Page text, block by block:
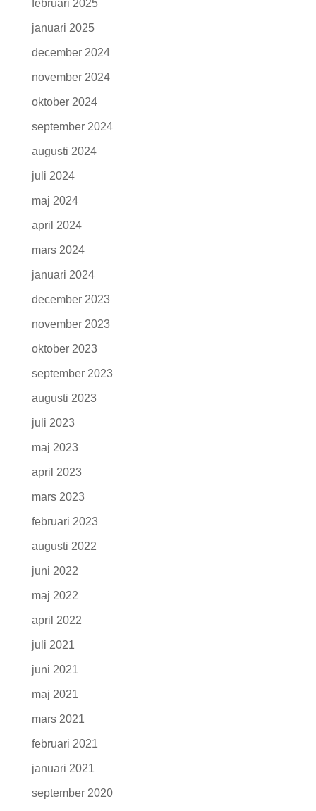
februari 2025
januari 2025
december 2024
november 2024
oktober 2024
september 2024
augusti 2024
juli 2024
maj 2024
april 2024
mars 2024
januari 2024
december 2023
november 2023
oktober 2023
september 2023
augusti 2023
juli 2023
maj 2023
april 2023
mars 2023
februari 2023
augusti 2022
juni 2022
maj 2022
april 2022
juli 2021
juni 2021
maj 2021
mars 2021
februari 2021
januari 2021
september 2020